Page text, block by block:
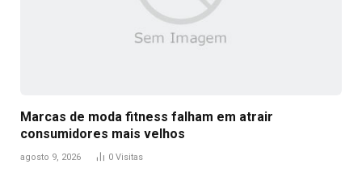
Marcas de moda fitness falham em atrair
consumidores mais velhos
agosto 9, 2026 0 Visitas